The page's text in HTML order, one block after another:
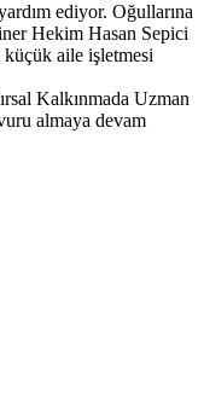
ediyor. Oğullarına
Hekim Hasan Sepici
aile işletmesi
Kalkınmada Uzman
almaya devam